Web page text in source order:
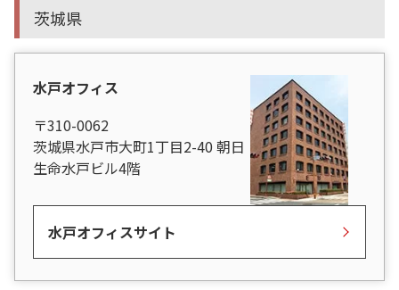
茨城県
水戸オフィス
〒310-0062
茨城県水戸市大町1丁目2-40 朝日
生命水戸ビル4階
水戸オフィスサイト